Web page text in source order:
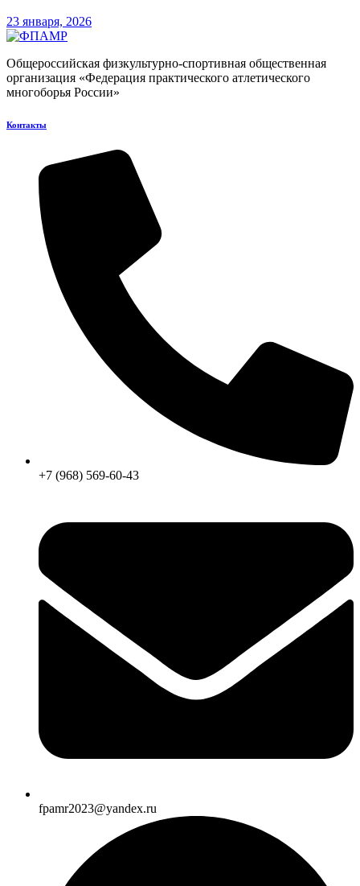
23 января, 2026
Общероссийская физкультурно-спортивная общественная
организация «Федерация практического атлетического
многоборья России»
Контакты​
+7 (968) 569-60-43
fpamr2023@yandex.ru